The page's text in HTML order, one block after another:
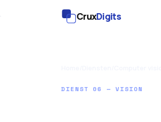
CruxDigits
DIENST 06 — VISION